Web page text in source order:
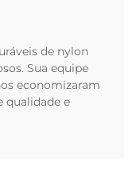
de nylon
Sua equipe
economizaram
qualidade e